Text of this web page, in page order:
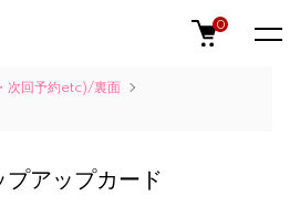
0
次回予約etc)/裏面
プアップカード